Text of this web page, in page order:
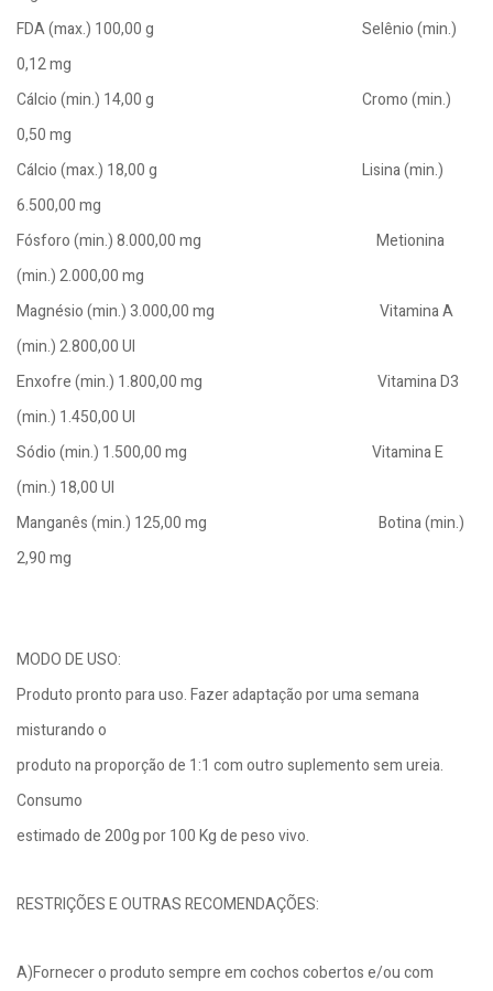
FDA (max.) 100,00 g Selênio (min.)
0,12 mg
Cálcio (min.) 14,00 g Cromo (min.)
0,50 mg
Cálcio (max.) 18,00 g Lisina (min.)
6.500,00 mg
Fósforo (min.) 8.000,00 mg Metionina
(min.) 2.000,00 mg
Magnésio (min.) 3.000,00 mg Vitamina A
(min.) 2.800,00 UI
Enxofre (min.) 1.800,00 mg Vitamina D3
(min.) 1.450,00 UI
Sódio (min.) 1.500,00 mg Vitamina E
(min.) 18,00 UI
Manganês (min.) 125,00 mg Botina (min.)
2,90 mg
MODO DE USO:
Produto pronto para uso. Fazer adaptação por uma semana
misturando o
produto na proporção de 1:1 com outro suplemento sem ureia.
Consumo
estimado de 200g por 100 Kg de peso vivo.
RESTRIÇÕES E OUTRAS RECOMENDAÇÕES:
A)Fornecer o produto sempre em cochos cobertos e/ou com